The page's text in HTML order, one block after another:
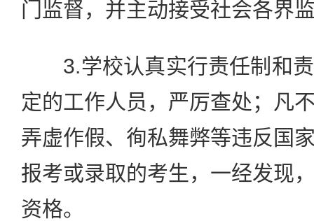
门监督，并主动接受社会各界
3.学校认真实行责任制和责
定的工作人员，严厉查处；凡
弄虚作假、徇私舞弊等违反国
报考或录取的考生，一经发现
资格。